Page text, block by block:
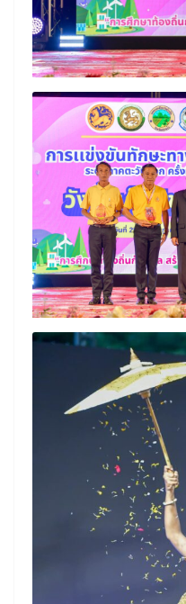
Search
for: